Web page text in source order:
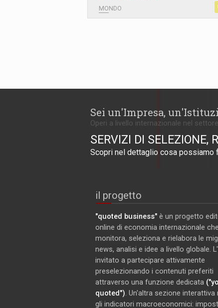
MONDO
Sei un'Impresa,
Operi a livello internazionale nel
SERVIZI DI SELEZIONE,
Scopri nel dettaglio cosa possiamo
il progetto
"quoted business" è un progetto
online di economia internazionale che
monitora, seleziona e rielabora le
news, analisi e idee a livello globale.
invitato a partecipare attivamente
preselezionando i contenuti preferiti
attraverso una funzione dedicata
quoted"). Un'altra sezione interattiva
gli indicatori macroeconomici: